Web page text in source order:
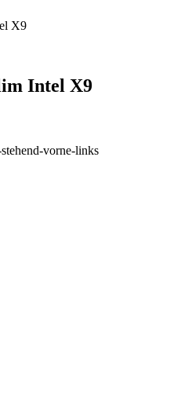
X9
Intel X9